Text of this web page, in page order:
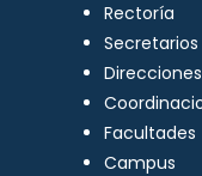
Rectoría
Secretarios
Direcciones
Facultades
Campus